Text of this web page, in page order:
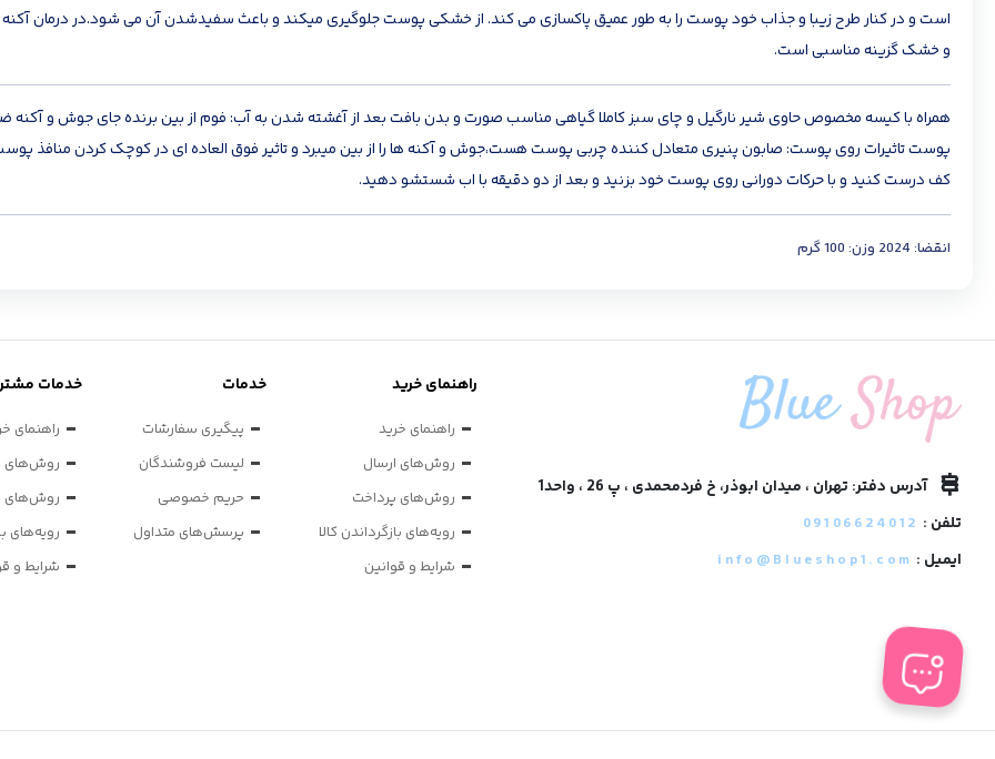
است و در کنار طرح زیبا و جذاب خود پوست را به طور عمیق پاکسازی می کند. از خشکی پوست جلوگیری میکند و باعث سفیدشدن آن می شود.در درمان
و خشک گزینه مناسبی است.
همراه با کیسه مخصوص حاوی شیر نارگیل و چای سبز کاملا گیاهی مناسب صورت و بدن بافت بعد از آغشته شدن به آب: فوم از بین برنده جای جوش
پوست تاثیرات روی پوست: صابون پنیری متعادل کننده چربی پوست هست،جوش و آکنه ها را از بین میبرد و تاثیر فوق العاده ای در کوچک کردن منافذ
کف درست کنید و با حرکات دورانی روی پوست خود بزنید و بعد از دو دقیقه با اب شستشو دهید.
انقضا: 2024 وزن: 100 گرم
آدرس دفتر: تهران ، میدان ابوذر، خ فردمحمدی ، پ 26 ، واحد1
تلفن : 09106624012
ایمیل : info@Blueshop1.com
راهنمای خرید
راهنمای خرید
روش‌های ارسال
روش‌های پرداخت
رویه‌های بازگرداندن کالا
شرایط و قوانین
خدمات
پیگیری سفارشات
لیست فروشندگان
حریم خصوصی
پرسش‌های متداول
خدمات
راهنمای
روش‌های
روش‌های
رویه‌های
شرایط و